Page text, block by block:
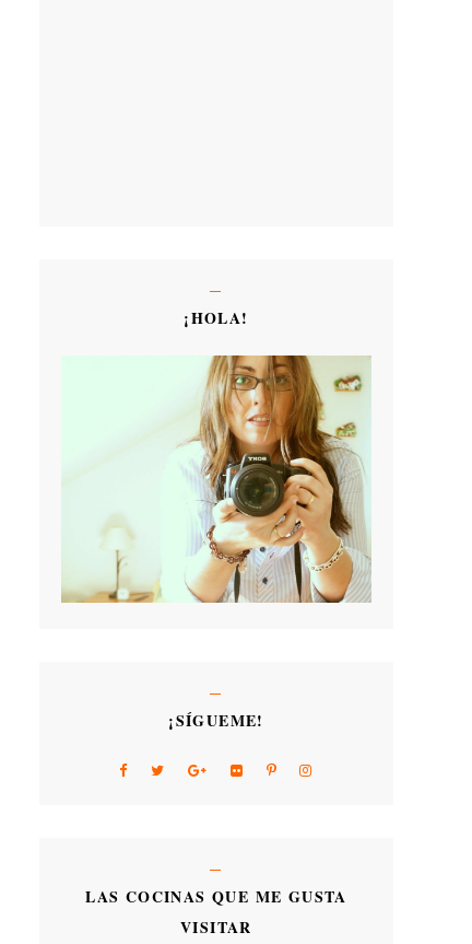
¡HOLA!
¡SÍGUEME!
LAS COCINAS QUE ME GUSTA
VISITAR